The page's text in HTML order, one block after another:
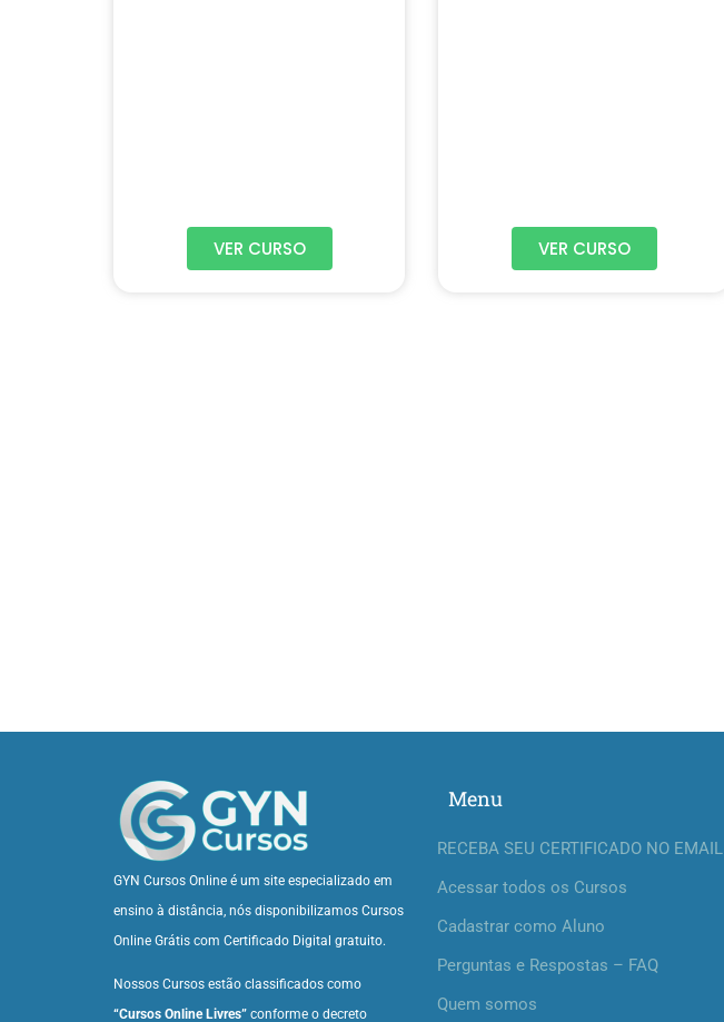
VER CURSO VER CURSO
GYN Cursos Online é um site especializado em
ensino à distância, nós disponibilizamos Cursos
Online Grátis com Certificado Digital gratuito.
Nossos Cursos estão classificados como
“Cursos Online Livres” conforme o decreto
Menu
RECEBA SEU CERTIFICADO NO EMAIL
Acessar todos os Cursos
Cadastrar como Aluno
Perguntas e Respostas – FAQ
Quem somos